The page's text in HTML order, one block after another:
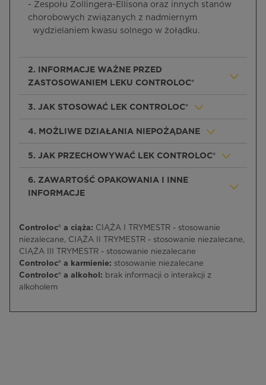
- Zespołu Zollingera-Ellisona oraz innych stanów
chorobowych związanych z nadmiernym
wydzielaniem kwasu solnego w żołądku.
2. INFORMACJE WAŻNE PRZED
ZASTOSOWANIEM LEKU CONTROLOC®
3. JAK STOSOWAĆ LEK CONTROLOC®
4. MOŻLIWE DZIAŁANIA NIEPOŻĄDANE
5. JAK PRZECHOWYWAĆ LEK CONTROLOC®
6. ZAWARTOŚĆ OPAKOWANIA I INNE
INFORMACJE
Controloc® a ciąża: CIĄŻA I TRYMESTR - stosowanie
niezalecane, CIĄŻA II TRYMESTR - stosowanie niezalecane,
CIĄŻA III TRYMESTR - stosowanie niezalecane
Controloc® a karmienie: stosowanie niezalecane
Controloc® a alkohol: brak informacji o interakcji z
alkoholem